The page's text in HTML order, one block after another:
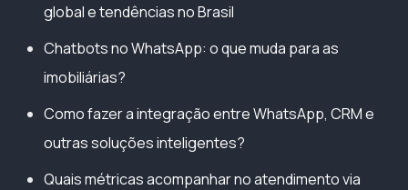
global e tendências no Brasil
Chatbots no WhatsApp: o que muda para as
imobiliárias?
Como fazer a integração entre WhatsApp, CRM e
outras soluções inteligentes?
Quais métricas acompanhar no atendimento via